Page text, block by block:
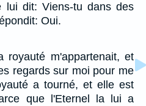
lui dit: Viens-tu dans des
Oui.
m'appartenait, et
regards sur moi pour me
a tourné, et elle est
que l'Eternel la lui a